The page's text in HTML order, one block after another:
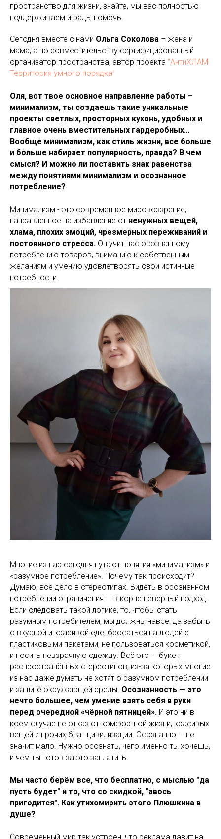
пространство для жизни, знайте, мы вас полностью
поддерживаем и рады помочь!
Сегодня вместе с нами Ольга Соколова – жена и
мама, а по совместительству сертифицированный
организатор пространства, автор проекта "АнтиХЛАМ.
Территория умного порядка"
Оля, вот твое основное направление работы –
минимализм, ты создаешь такие уникальные
проекты светлых, просторных кухонь, удобных и
главное очень вместительных гардеробных…
Вообще минимализм, как стиль жизни, все больше
и больше набирает популярность, правда? В чем
смысл? И можно ли поставить знак равенства
между понятиями минимализм и осознанное
потребление?
Минимализм - это современное мировоззрение,
направленное на избавление от ненужных вещей,
хлама, плохих эмоций, чрезмерных переживаний и
постоянного стресса. Он учит нас осознанному
потреблению товаров, вниманию к собственным
желаниям и умению удовлетворять свои истинные
потребности.
Многие из нас сегодня путают понятия «минимализм» и
«разумное потребление». Почему так происходит?
Думаю, всё дело в стереотипах. Видеть в осознанном
потреблении ограничения — в корне неверный подход.
Если следовать такой логике, то, чтобы стать
разумным потребителем, мы должны навсегда забыть
о вкусной и красивой еде, бросаться на людей с
пластиковыми пакетами, не пользоваться косметикой,
и носить невзрачную одежду. Всё это — букет
распространённых стереотипов, из-за которых многие
из нас даже думать не хотят о разумном потреблении
и защите окружающей среды. Осознанность — это
нечто большее, чем умение взять себя в руки
перед очередной «чёрной пятницей». И это ни в
коем случае не отказ от комфортной жизни, красивых
вещей и прочих благ цивилизации. Осознанно — не
значит мало. Нужно осознать, чего именно ты хочешь,
и чем ты готов за это заплатить.
Мы часто берём все, что бесплатно, с мыслью "да
пусть будет" и то, что со скидкой, "авось
пригодится". Как утихомирить этого Плюшкина в
душе?
Современный мир так устроен, что реклама давит на